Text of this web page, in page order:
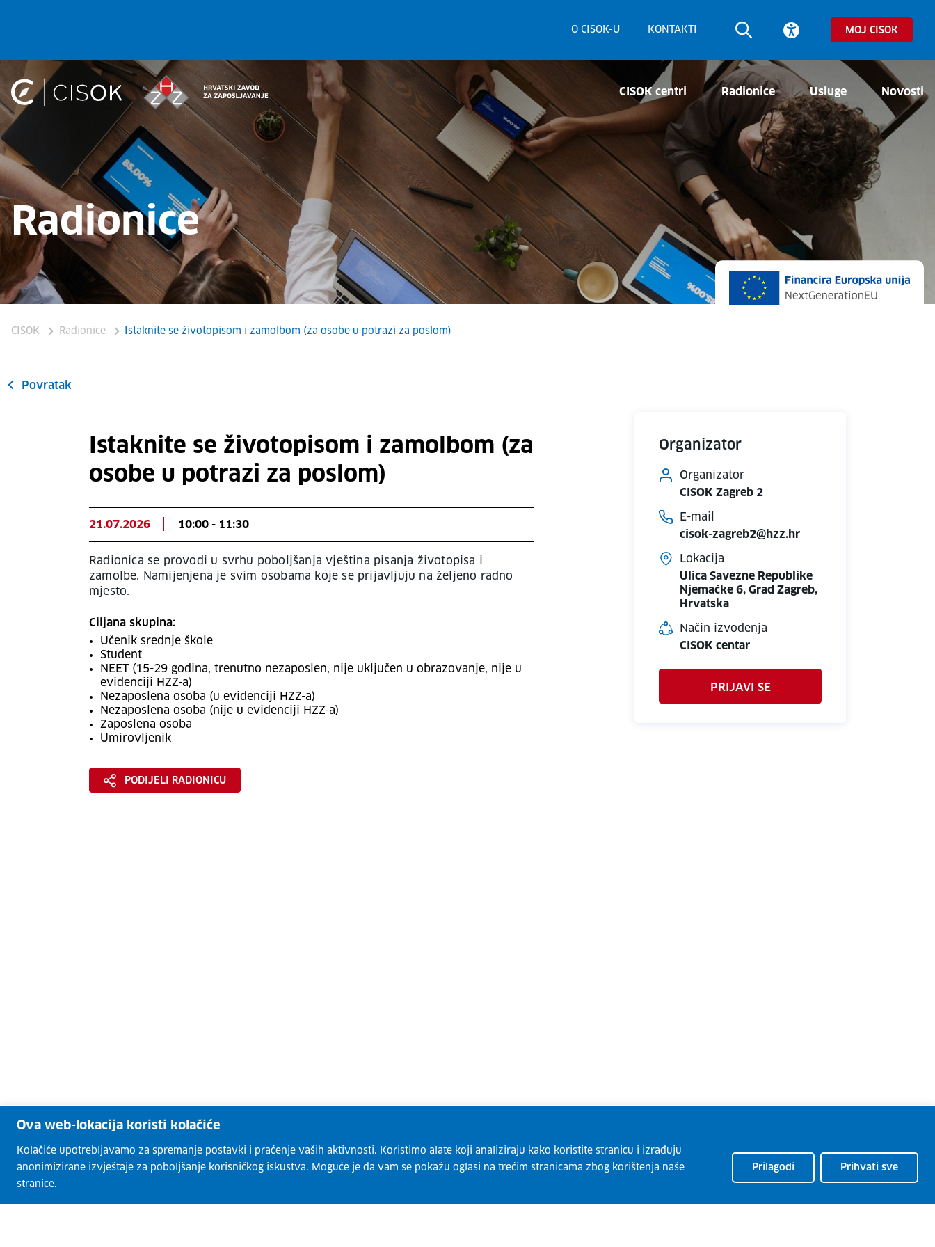
Ova web-lokacija koristi kolačiće
Kolačiće upotrebljavamo za spremanje postavki i praćenje vaših aktivnosti. Koristimo alate koji analiziraju kako koristite stranicu i izrađuju
anonimizirane izvještaje za poboljšanje korisničkog iskustva. Moguće je da vam se pokažu oglasi na trećim stranicama zbog korištenja naše
stranice.
Prilagodi Prihvati sve
O CISOK-U KONTAKTI MOJ CISOK
CISOK centri Radionice Usluge Novosti
Radionice
CISOK Radionice Istaknite se životopisom i zamolbom (za osobe u potrazi za poslom)
Povratak
Istaknite se životopisom i zamolbom (za
osobe u potrazi za poslom)
21.07.2026 10:00 - 11:30
Radionica se provodi u svrhu poboljšanja vještina pisanja životopisa i
zamolbe. Namijenjena je svim osobama koje se prijavljuju na željeno radno
mjesto.
Ciljana skupina:
Učenik srednje škole
Student
NEET (15-29 godina, trenutno nezaposlen, nije uključen u obrazovanje, nije u
evidenciji HZZ-a)
Nezaposlena osoba (u evidenciji HZZ-a)
Nezaposlena osoba (nije u evidenciji HZZ-a)
Zaposlena osoba
Umirovljenik
Organizator
Organizator
CISOK Zagreb 2
E-mail
cisok-zagreb2@hzz.hr
Lokacija
Ulica Savezne Republike
Njemačke 6, Grad Zagreb,
Hrvatska
Način izvođenja
CISOK centar
PRIJAVI SE
PODIJELI RADIONICU